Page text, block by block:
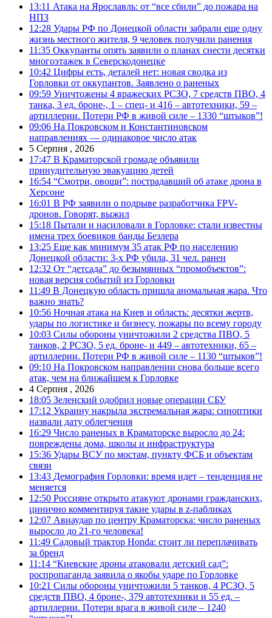
13:11 Атака на Ярославль: от “все сбили” до пожара на
НПЗ
12:28 Удары РФ по Донецкой области забрали еще одну
жизнь местного жителя, 9 человек получили ранения
11:35 Оккупанты опять заявили о планах снести десятки
многоэтажек в Северскодонецке
10:42 Цифры есть, деталей нет: новая сводка из
Горловки от оккупантов. Заявлено о раненых
09:59 Уничтожены 4 вражеских РСЗО, 7 средств ПВО, 4
танка, 3 ед. броне-, 1 – спец- и 416 – автотехники, 59 –
артиллерии. Потери РФ в живой силе – 1330 “штыков”!
09:06 На Покровском и Константиновском
направлениях — одинаковое число атак
5 Серпня , 2026
17:47 В Краматорской громаде объявили
принудительную эвакуацию детей
16:54 “Смотри, овощи”: пострадавший об атаке дрона в
Херсоне
16:01 В РФ заявили о подрыве разработчика FPV-
дронов. Говорят, выжил
15:18 Пытали и насиловали в Горловке: стали известны
имена трех боевиков банды Безлера
13:25 Еще как минимум 35 атак РФ по населению
Донецкой области: 3-х РФ убила, 31 чел. ранен
12:32 От “детсада” до безымянных “промобъектов”:
новая версия событий из Горловки
11:49 В Донецкую область пришла аномальная жара. Что
важно знать?
10:56 Ночная атака на Киев и область: десятки жертв,
удары по логистике и бизнесу, пожары по всему городу
10:03 Силы обороны уничтожили 2 средства ПВО, 5
танков, 2 РСЗО, 5 ед. броне- и 449 – автотехники, 65 –
артиллерии. Потери РФ в живой силе – 1130 “штыков”!
09:10 На Покровском направлении снова больше всего
атак, чем на ближайшем к Горловке
4 Серпня , 2026
18:05 Зеленский одобрил новые операции СБУ
17:12 Украину накрыла экстремальная жара: синоптики
назвали дату облегчения
16:29 Число раненых в Краматорске выросло до 24:
повреждены дома, школы и инфраструктура
15:36 Удары ВСУ по мостам, пункту ФСБ и объектам
связи
13:43 Демография Горловки: время идет – тенденция не
меняется
12:50 Россияне открыто атакуют дронами гражданских,
цинично комментируя такие удары в z-пабликах
12:07 Авиаудар по центру Краматорска: число раненых
выросло до 21-го человека!
11:49 Садовый трактор Honda: стоит ли переплачивать
за бренд
11:14 “Киевские дроны атаковали детский сад”:
роспропаганда заявила о якобы ударе по Горловке
10:21 Силы обороны уничтожили 5 танков, 4 РСЗО, 5
средств ПВО, 4 броне-, 379 автотехники и 55 ед. –
артиллерии. Потери врага в живой силе – 1240